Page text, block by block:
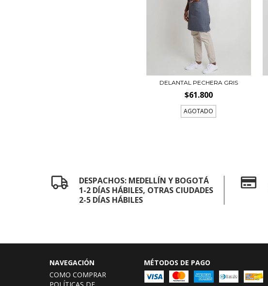
DELANTAL PECHERA GRIS
$61.800
AGOTADO
DESPACHOS: MEDELLÍN Y BOGOTÁ
1-2 DÍAS HÁBILES, OTRAS CIUDADES
2-5 DÍAS HÁBILES
NAVEGACIÓN
COMO COMPRAR
POLÍTICAS DE
MÉTODOS DE PAGO